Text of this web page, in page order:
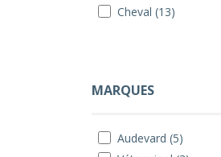
Cheval (13)
MARQUES
Audevard (5)